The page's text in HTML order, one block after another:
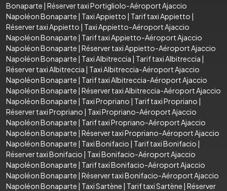
Bonaparte | Réserver taxi Portigliolo-Aéroport Ajaccio
Napoléon Bonaparte | Taxi Appietto | Tarif taxi Appietto |
Réserver taxi Appietto | Taxi Appietto-Aéroport Ajaccio
Napoléon Bonaparte | Tarif taxi Appietto-Aéroport Ajaccio
Napoléon Bonaparte | Réserver taxi Appietto-Aéroport Ajaccio
Napoléon Bonaparte | Taxi Albitreccia | Tarif taxi Albitreccia |
Réserver taxi Albitreccia | Taxi Albitreccia-Aéroport Ajaccio
Napoléon Bonaparte | Tarif taxi Albitreccia-Aéroport Ajaccio
Napoléon Bonaparte | Réserver taxi Albitreccia-Aéroport Ajaccio
Napoléon Bonaparte | Taxi Propriano | Tarif taxi Propriano |
Réserver taxi Propriano | Taxi Propriano-Aéroport Ajaccio
Napoléon Bonaparte | Tarif taxi Propriano-Aéroport Ajaccio
Napoléon Bonaparte | Réserver taxi Propriano-Aéroport Ajaccio
Napoléon Bonaparte | Taxi Bonifacio | Tarif taxi Bonifacio |
Réserver taxi Bonifacio | Taxi Bonifacio-Aéroport Ajaccio
Napoléon Bonaparte | Tarif taxi Bonifacio-Aéroport Ajaccio
Napoléon Bonaparte | Réserver taxi Bonifacio-Aéroport Ajaccio
Napoléon Bonaparte | Taxi Sartène | Tarif taxi Sartène | Réserver